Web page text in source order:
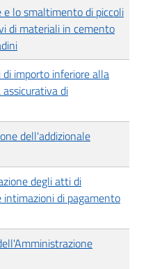
e lo smaltimento di piccoli
di materiali in cemento
importo inferiore alla
di
dell'addizionale
degli atti di
di pagamento